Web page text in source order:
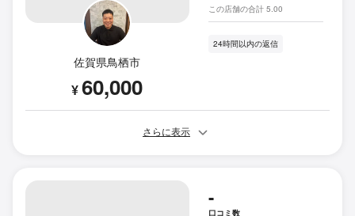
佐賀県鳥栖市
¥60,000
この店舗の合計 5.00
24時間以内の返信
さらに表示
-
口コミ数